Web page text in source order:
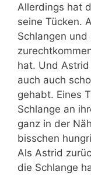
Allerdings hat
seine Tücken.
Schlangen
hat. Und
auch auch
gehabt. Eines
Schlange an
ganz in der
bisschen
Als Astrid
die Schlange